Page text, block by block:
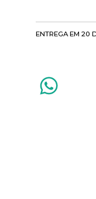
ENTREGA EM 20